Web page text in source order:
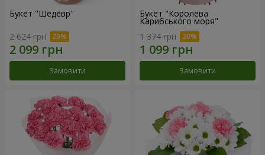
Букет "Шедевр"
2 624 грн
Замовити
Букет "Королева
Карибського моря"
1 374 грн
Замовити